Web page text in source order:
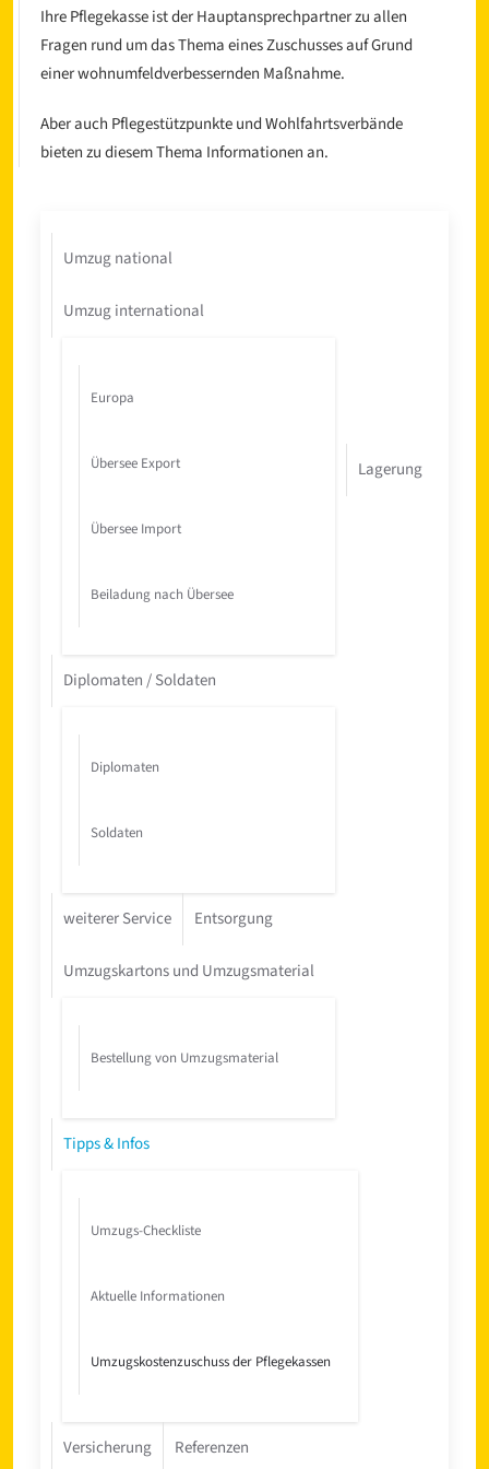
Ihre Pflegekasse ist der Hauptansprechpartner zu allen
Fragen rund um das Thema eines Zuschusses auf Grund
einer wohnumfeldverbessernden Maßnahme.
Aber auch Pflegestützpunkte und Wohlfahrtsverbände
bieten zu diesem Thema Informationen an.
Umzug national
Umzug international
Europa
Übersee Export
Übersee Import
Beiladung nach Übersee
Lagerung
Diplomaten / Soldaten
Diplomaten
Soldaten
weiterer Service Entsorgung
Umzugskartons und Umzugsmaterial
Bestellung von Umzugsmaterial
Tipps & Infos
Umzugs-Checkliste
Aktuelle Informationen
Umzugskostenzuschuss der Pflegekassen
Versicherung Referenzen